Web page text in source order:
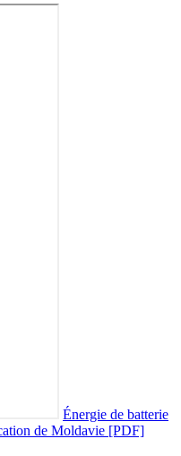
Énergie de batterie
de Moldavie [PDF]